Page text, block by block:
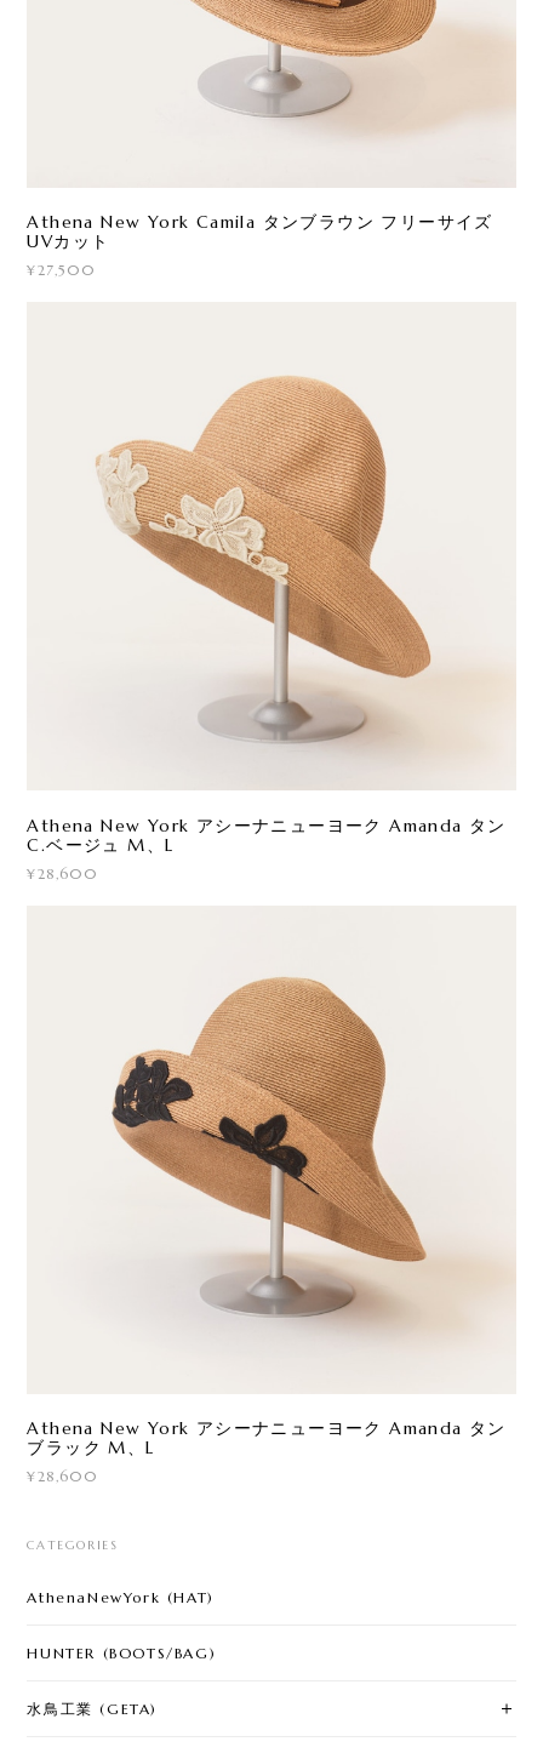
Athena New York Camila タンブラウン フリーサイズ
UVカット
¥27,500
Athena New York アシーナニューヨーク Amanda タン
C.ベージュ M、L
¥28,600
Athena New York アシーナニューヨーク Amanda タン
ブラック M、L
¥28,600
CATEGORIES
AthenaNewYork (HAT)
HUNTER (BOOTS/BAG)
水鳥工業 (GETA)